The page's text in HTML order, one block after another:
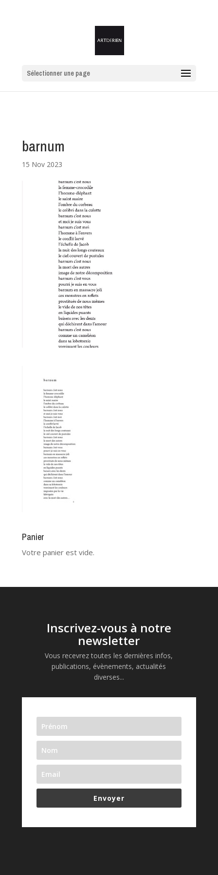
Sélectionner une page
barnum
15 Nov 2023
Panier
Votre panier est vide.
Inscrivez-vous à notre
newsletter
Vous recevrez toutes les dernières infos,
publications, évènements, actualités
diverses...
Envoyer